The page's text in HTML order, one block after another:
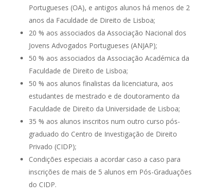
Portugueses (OA), e antigos alunos há menos de 2
anos da Faculdade de Direito de Lisboa;
20 % aos associados da Associação Nacional dos
Jovens Advogados Portugueses (ANJAP);
50 % aos associados da Associação Académica da
Faculdade de Direito de Lisboa;
50 % aos alunos finalistas da licenciatura, aos
estudantes de mestrado e de doutoramento da
Faculdade de Direito da Universidade de Lisboa;
35 % aos alunos inscritos num outro curso pós-
graduado do Centro de Investigação de Direito
Privado (CIDP);
Condições especiais a acordar caso a caso para
inscrições de mais de 5 alunos em Pós-Graduações
do CIDP.